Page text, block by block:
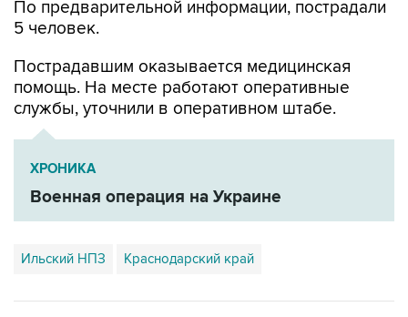
По предварительной информации, пострадали
5 человек.
Пострадавшим оказывается медицинская
помощь. На месте работают оперативные
службы, уточнили в оперативном штабе.
ХРОНИКА
Военная операция на Украине
Ильский НПЗ Краснодарский край